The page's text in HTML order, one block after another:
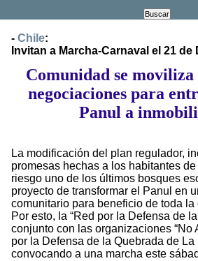
- Chile:
Invitan a Marcha-Carnaval el 21 de
Comunidad se moviliza
negociaciones para
Panul a
La modificación del plan regulador,
promesas hechas a los habitantes
riesgo uno de los últimos bosques
proyecto de transformar el Panul en
comunitario para beneficio de toda
Por esto, la “Red por la Defensa de
conjunto con las organizaciones “No
por la Defensa de la Quebrada de La
convocando a una marcha este